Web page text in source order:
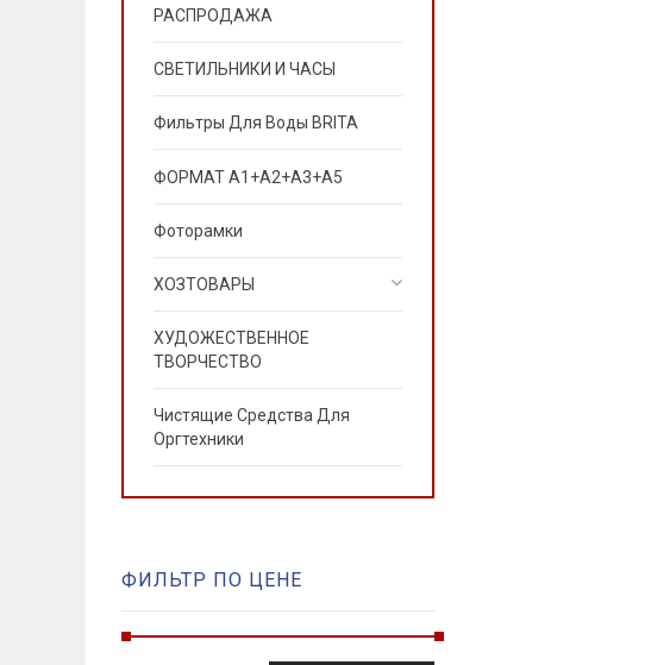
РАСПРОДАЖА
СВЕТИЛЬНИКИ И ЧАСЫ
Фильтры Для Воды BRITA
ФОРМАТ А1+А2+А3+А5
Фоторамки
ХОЗТОВАРЫ
ХУДОЖЕСТВЕННОЕ
ТВОРЧЕСТВО
Чистящие Средства Для
Оргтехники
ФИЛЬТР ПО ЦЕНЕ